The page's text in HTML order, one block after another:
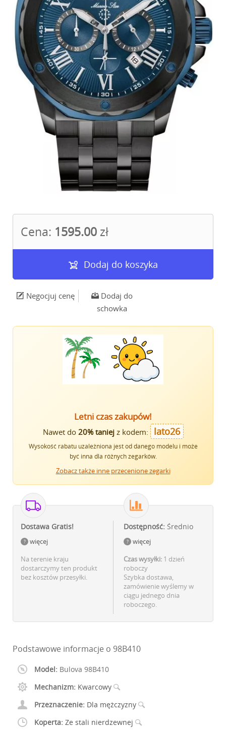
Cena: 1595.00 zł
Dodaj do koszyka
Negocjuj cenę
Dodaj do
schowka
Letni czas zakupów!
Nawet do 20% taniejz kodem: lato26
Wysokość rabatu uzależniona jest od danego modelu i może
być inna dla różnych zegarków.
Zobacz także inne przecenione zegarki
Dostawa Gratis!
więcej
Na terenie kraju
dostarczymy ten produkt
bez kosztów przesyłki.
Dostępność: Średnio
więcej
Czas wysyłki: 1 dzień
roboczy
Szybka dostawa,
zamówienie wyślemy w
ciągu jednego dnia
roboczego.
Podstawowe informacje o 98B410
Model: Bulova 98B410
Mechanizm: Kwarcowy
Przeznaczenie: Dla mężczyzny
Koperta: Ze stali nierdzewnej